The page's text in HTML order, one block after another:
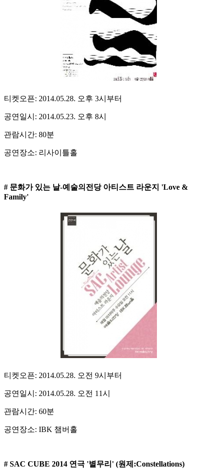
티켓오픈: 2014.05.28. 오후 3시부터
공연일시: 2014.05.23. 오후 8시
관람시간: 80분
공연장소: 리사이틀홀
# 문화가 있는 날-예술의전당 아티스트 라운지 'Love &
Family'
티켓오픈: 2014.05.28. 오전 9시부터
공연일시: 2014.05.28. 오전 11시
관람시간: 60분
공연장소: IBK 챔버홀
# SAC CUBE 2014 연극 '별무리' (원제:Constellations)